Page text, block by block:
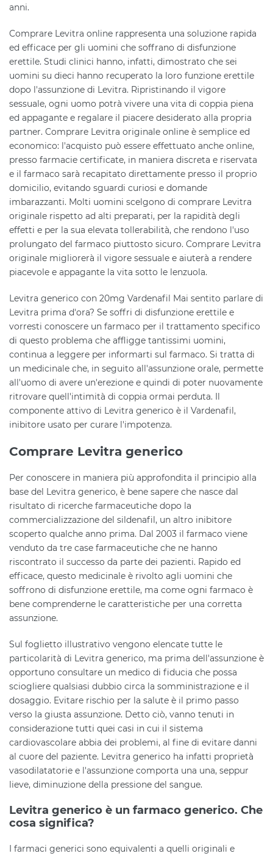
anni.
Comprare Levitra online rappresenta una soluzione rapida
ed efficace per gli uomini che soffrano di disfunzione
erettile. Studi clinici hanno, infatti, dimostrato che sei
uomini su dieci hanno recuperato la loro funzione erettile
dopo l'assunzione di Levitra. Ripristinando il vigore
sessuale, ogni uomo potrà vivere una vita di coppia piena
ed appagante e regalare il piacere desiderato alla propria
partner. Comprare Levitra originale online è semplice ed
economico: l'acquisto può essere effettuato anche online,
presso farmacie certificate, in maniera discreta e riservata
e il farmaco sarà recapitato direttamente presso il proprio
domicilio, evitando sguardi curiosi e domande
imbarazzanti. Molti uomini scelgono di comprare Levitra
originale rispetto ad alti preparati, per la rapidità degli
effetti e per la sua elevata tollerabilità, che rendono l'uso
prolungato del farmaco piuttosto sicuro. Comprare Levitra
originale migliorerà il vigore sessuale e aiuterà a rendere
piacevole e appagante la vita sotto le lenzuola.
Levitra generico con 20mg Vardenafil Mai sentito parlare di
Levitra prima d'ora? Se soffri di disfunzione erettile e
vorresti conoscere un farmaco per il trattamento specifico
di questo problema che affligge tantissimi uomini,
continua a leggere per informarti sul farmaco. Si tratta di
un medicinale che, in seguito all'assunzione orale, permette
all'uomo di avere un'erezione e quindi di poter nuovamente
ritrovare quell'intimità di coppia ormai perduta. Il
componente attivo di Levitra generico è il Vardenafil,
inibitore usato per curare l'impotenza.
Comprare Levitra generico
Per conoscere in maniera più approfondita il principio alla
base del Levitra generico, è bene sapere che nasce dal
risultato di ricerche farmaceutiche dopo la
commercializzazione del sildenafil, un altro inibitore
scoperto qualche anno prima. Dal 2003 il farmaco viene
venduto da tre case farmaceutiche che ne hanno
riscontrato il successo da parte dei pazienti. Rapido ed
efficace, questo medicinale è rivolto agli uomini che
soffrono di disfunzione erettile, ma come ogni farmaco è
bene comprenderne le caratteristiche per una corretta
assunzione.
Sul foglietto illustrativo vengono elencate tutte le
particolarità di Levitra generico, ma prima dell'assunzione è
opportuno consultare un medico di fiducia che possa
sciogliere qualsiasi dubbio circa la somministrazione e il
dosaggio. Evitare rischio per la salute è il primo passo
verso la giusta assunzione. Detto ciò, vanno tenuti in
considerazione tutti quei casi in cui il sistema
cardiovascolare abbia dei problemi, al fine di evitare danni
al cuore del paziente. Levitra generico ha infatti proprietà
vasodilatatorie e l'assunzione comporta una una, seppur
lieve, diminuzione della pressione del sangue.
Levitra generico è un farmaco generico. Che
cosa significa?
I farmaci generici sono equivalenti a quelli originali e